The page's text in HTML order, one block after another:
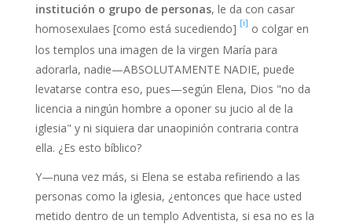
institución o grupo de personas, le da con casar
homosexulaes [como está sucediendo] [i] o colgar en
los templos una imagen de la virgen María para
adorarla, nadie—ABSOLUTAMENTE NADIE, puede
levatarse contra eso, pues—según Elena, Dios "no da
licencia a ningún hombre a oponer su jucio al de la
iglesia" y ni siquiera dar unaopinión contraria contra
ella. ¿Es esto bíblico?
Y—nuna vez más, si Elena se estaba refiriendo a las
personas como la iglesia, ¿entonces que hace usted
metido dentro de un templo Adventista, si esa no es la